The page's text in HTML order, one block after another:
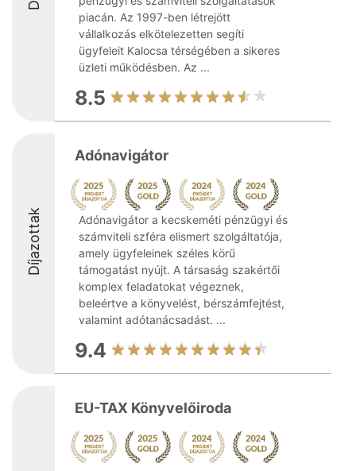
piacán. Az 1997-ben létrejött
vállalkozás elkötelezetten segíti
ügyfeleit Kalocsa térségében a sikeres
üzleti működésben. Az ...
8.5
Díjazottak
Adónavigátor
Adónavigátor a kecskeméti pénzügyi és
számviteli szféra elismert szolgáltatója,
amely ügyfeleinek széles körű
támogatást nyújt. A társaság szakértői
komplex feladatokat végeznek,
beleértve a könyvelést, bérszámfejtést,
valamint adótanácsadást. ...
9.4
EU-TAX Könyvelőiroda